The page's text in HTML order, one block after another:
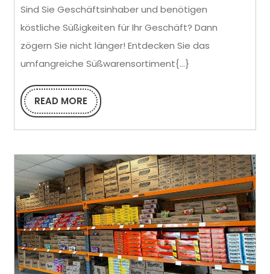
Kirpa
–
Der
Großhändler
den
Niederlanden
Sind Sie Geschäftsinhaber und benötigen
köstliche Süßigkeiten für Ihr Geschäft? Dann
zögern Sie nicht länger! Entdecken Sie das
umfangreiche Süßwarensortiment{...}
READ MORE
READ
MORE